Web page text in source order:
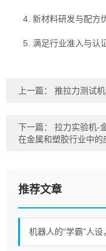
4. 新材料研发与配方
5. 满足行业准入与认
上一篇： 推拉力测试
下一篇： 拉力实验机-
在金属和塑胶行业中的
推荐文章
机器人的“学霸”人设